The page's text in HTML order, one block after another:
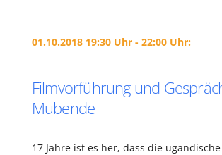
01.10.2018 19:30 Uhr - 22:00 Uhr:
Filmvorführung und
Mubende
17 Jahre ist es her, dass die